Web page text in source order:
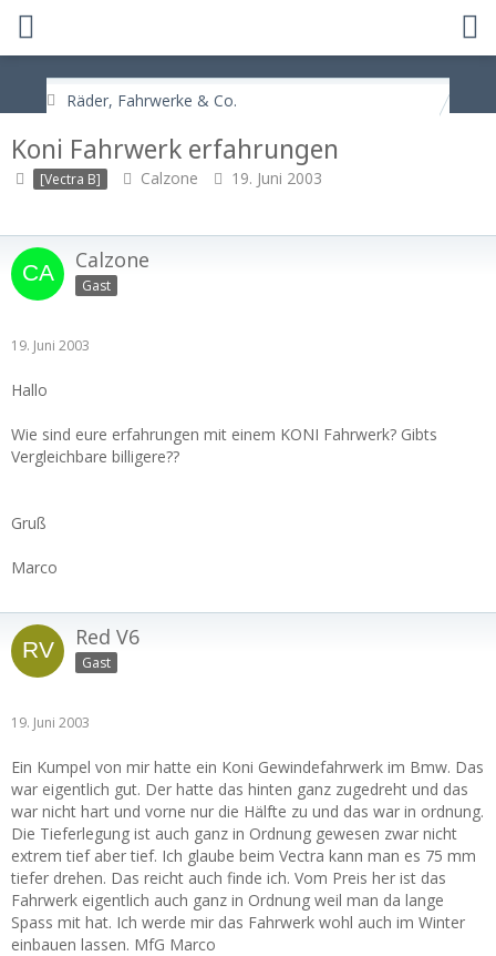
Räder, Fahrwerke & Co.
Koni Fahrwerk erfahrungen
[Vectra B] Calzone 19. Juni 2003
Calzone
Gast
19. Juni 2003
Hallo
Wie sind eure erfahrungen mit einem KONI Fahrwerk? Gibts
Vergleichbare billigere??
Gruß
Marco
Red V6
Gast
19. Juni 2003
Ein Kumpel von mir hatte ein Koni Gewindefahrwerk im Bmw. Das
war eigentlich gut. Der hatte das hinten ganz zugedreht und das
war nicht hart und vorne nur die Hälfte zu und das war in ordnung.
Die Tieferlegung ist auch ganz in Ordnung gewesen zwar nicht
extrem tief aber tief. Ich glaube beim Vectra kann man es 75 mm
tiefer drehen. Das reicht auch finde ich. Vom Preis her ist das
Fahrwerk eigentlich auch ganz in Ordnung weil man da lange
Spass mit hat. Ich werde mir das Fahrwerk wohl auch im Winter
einbauen lassen. MfG Marco